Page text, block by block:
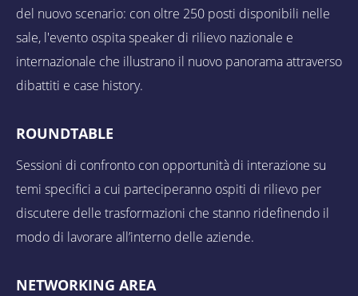
del nuovo scenario: con oltre 250 posti disponibili nelle
sale, l'evento ospita speaker di rilievo nazionale e
internazionale che illustrano il nuovo panorama attraverso
dibattiti e case history.
ROUNDTABLE
Sessioni di confronto con opportunità di interazione su
temi specifici a cui parteciperanno ospiti di rilievo per
discutere delle trasformazioni che stanno ridefinendo il
modo di lavorare all’interno delle aziende.
NETWORKING AREA